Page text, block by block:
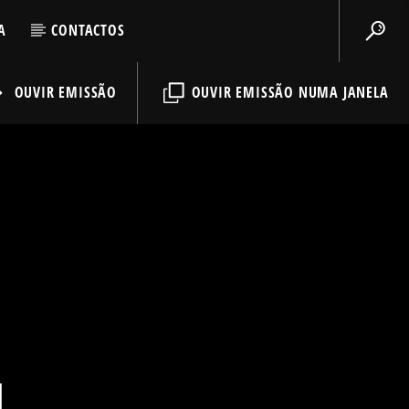
CONTACTOS
OUVIR EMISSÃO NUMA JANELA
OUVIR EMISSÃO